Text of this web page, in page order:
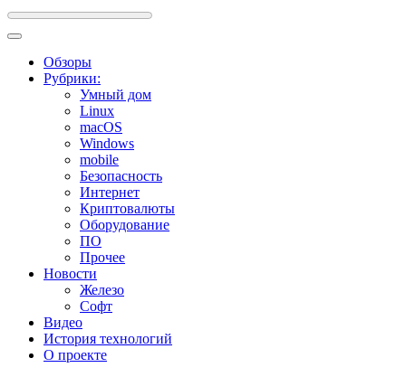
Обзоры
Рубрики:
Умный дом
Linux
macOS
Windows
mobile
Безопасность
Интернет
Криптовалюты
Оборудование
ПО
Прочее
Новости
Железо
Софт
Видео
История технологий
О проекте